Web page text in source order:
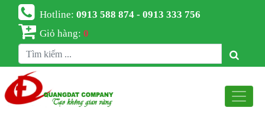
Hotline:0913 588 874 - 0913 333 756
Giỏ hàng:0